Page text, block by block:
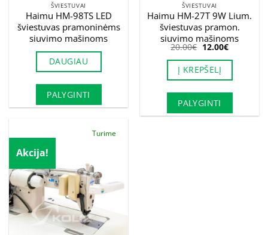
ŠVIESTUVAI
Haimu HM-98TS LED
šviestuvas pramoninėms
siuvimo mašinoms
DAUGIAU
PALYGINTI
ŠVIESTUVAI
Haimu HM-27T 9W Lium.
šviestuvas pramon.
siuvimo mašinoms
20.00€ Original
was:
20.00€.
12.00€Current
is:
Į KREPŠELĮ
PALYGINTI
Akcija!
Turime